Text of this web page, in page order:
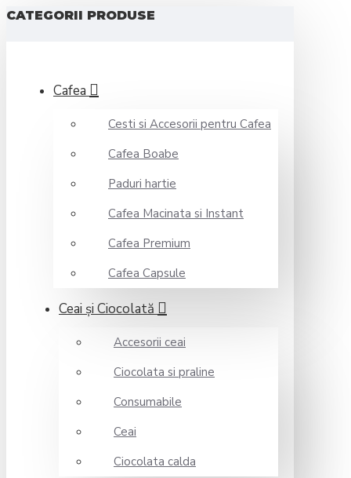
CATEGORII PRODUSE
Cafea
Cesti si Accesorii pentru Cafea
Cafea Boabe
Paduri hartie
Cafea Macinata si Instant
Cafea Premium
Cafea Capsule
Ceai şi Ciocolată
Accesorii ceai
Ciocolata si praline
Consumabile
Ceai
Ciocolata calda